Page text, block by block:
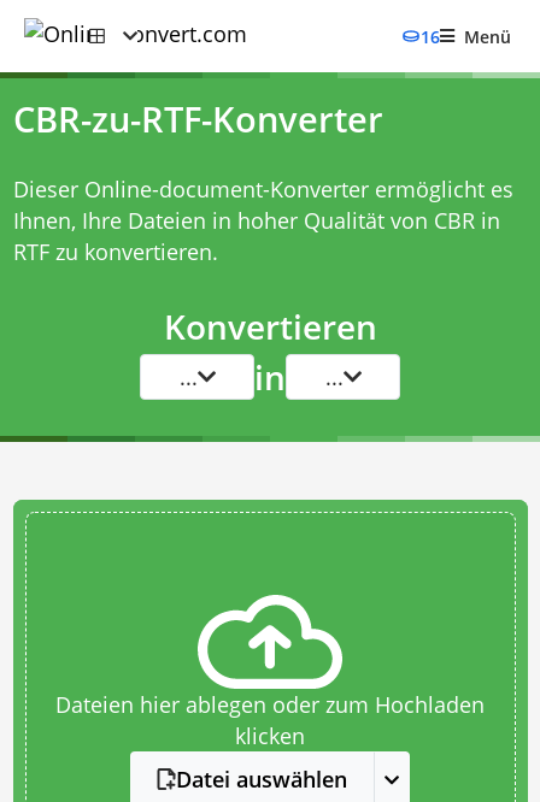
16 Menü
CBR-zu-RTF-Konverter
Dieser Online-document-Konverter ermöglicht es
Ihnen, Ihre Dateien in hoher Qualität von CBR in
RTF zu konvertieren.
Konvertieren
... in ...
Dateien hier ablegen oder zum Hochladen
klicken
Datei auswählen